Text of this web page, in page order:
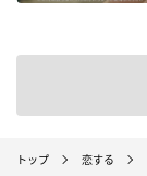
トップ 恋する